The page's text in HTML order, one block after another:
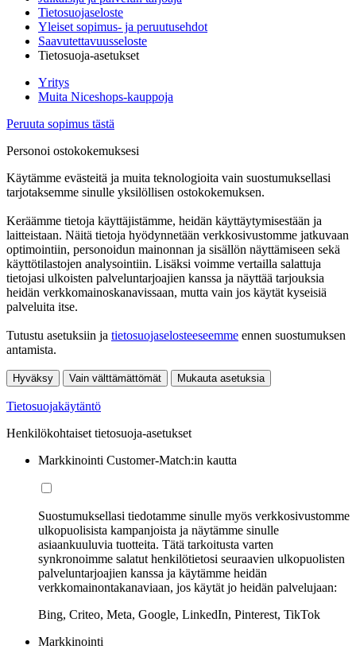
Tietosuojaseloste
Yleiset sopimus- ja peruutusehdot
Saavutettavuusseloste
Tietosuoja-asetukset
Yritys
Muita Niceshops-kauppoja
Peruuta sopimus tästä
Personoi ostokokemuksesi
Käytämme evästeitä ja muita teknologioita vain suostumuksellasi
tarjotaksemme sinulle yksilöllisen ostokokemuksen.
Keräämme tietoja käyttäjistämme, heidän käyttäytymisestään ja
laitteistaan. Näitä tietoja hyödynnetään verkkosivustomme jatkuvaan
optimointiin, personoidun mainonnan ja sisällön näyttämiseen sekä
käyttötilastojen analysointiin. Lisäksi voimme vertailla salattuja
tietojasi ulkoisten palveluntarjoajien kanssa ja näyttää tarjouksia
heidän verkkomainoskanavissaan, mutta vain jos käytät kyseisiä
palveluita itse.
Tutustu asetuksiin ja tietosuojaselosteeseemme ennen suostumuksen
antamista.
Hyväksy Vain välttämättömät Mukauta asetuksia
Tietosuojakäytäntö
Henkilökohtaiset tietosuoja-asetukset
Markkinointi Customer-Match:in kautta
Suostumuksellasi tiedotamme sinulle myös verkkosivustomme
ulkopuolisista kampanjoista ja näytämme sinulle
asiaankuuluvia tuotteita. Tätä tarkoitusta varten
synkronoimme salatut henkilötietosi seuraavien ulkopuolisten
palveluntarjoajien kanssa ja käytämme heidän
verkkomainontakanaviaan, jos käytät jo heidän palvelujaan:
Bing, Criteo, Meta, Google, LinkedIn, Pinterest, TikTok
Markkinointi